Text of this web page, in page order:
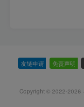
友链申请 免责声明
Copyright © 2022-2026 ·